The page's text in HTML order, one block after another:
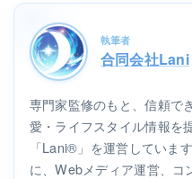
執筆者
合同会社Lani
専門家監修のもと、信頼で
愛・ライフスタイル情報を
「Lani®」を運営していま
に、Webメディア運営、コ